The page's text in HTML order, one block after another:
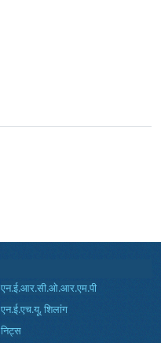
एन.ई.आर.सी.ओ.आर.एम.पी
एन.ई.एच.यू, शिलांग
निट्स